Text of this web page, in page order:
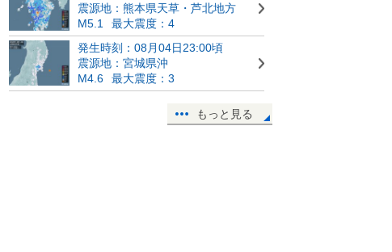
震源地：熊本県天草・芦北地方
M5.1
最大震度：4
発生時刻：08月04日23:00頃
震源地：宮城県沖
M4.6
最大震度：3
もっと見る